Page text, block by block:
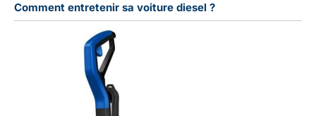
Comment entretenir sa voiture diesel ?